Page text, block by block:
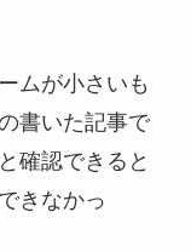
ムが小さいも
書いた記事で
確認できると
きなかっ